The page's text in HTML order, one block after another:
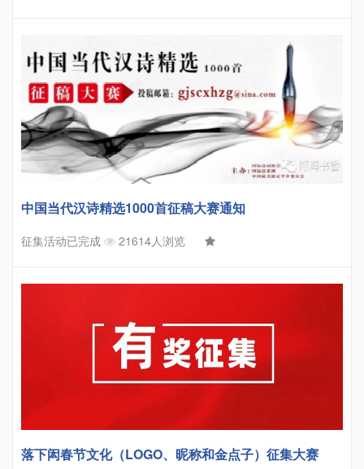
中国当代汉诗精选1000首征稿大赛通知
征集活动已完成 21614人浏览
落下闳春节文化（LOGO、昵称和金点子）征集大赛